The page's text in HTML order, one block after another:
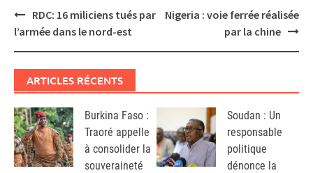
Post
navigation
RDC: 16 miliciens tués par
l’armée dans le nord-est
Nigeria : voie ferrée réalisée
par la chine
ARTICLES RÉCENTS
Burkina Faso :
Traoré appelle
à consolider la
souveraineté
Soudan : Un
responsable
politique
dénonce la